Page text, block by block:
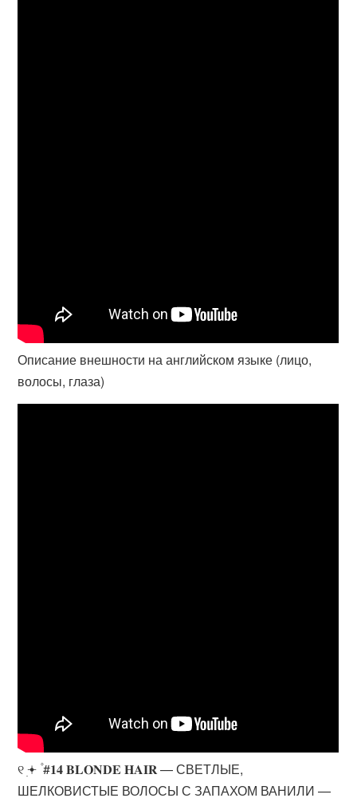
Описание внешности на английском языке (лицо,
волосы, глаза)
୧ ׅ𖥔 ۫ #𝟏𝟒 𝐁𝐋𝐎𝐍𝐃𝐄 𝐇𝐀𝐈𝐑 — СВЕТЛЫЕ,
ШЕЛКОВИСТЫЕ ВОЛОСЫ С ЗАПАХОМ ВАНИЛИ —